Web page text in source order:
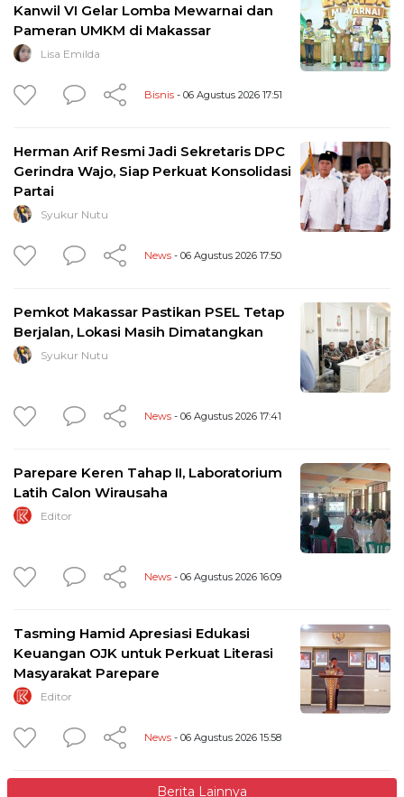
Kanwil VI Gelar Lomba Mewarnai dan
Pameran UMKM di Makassar
Lisa Emilda
Bisnis - 06 Agustus 2026 17:51
Herman Arif Resmi Jadi Sekretaris DPC
Gerindra Wajo, Siap Perkuat Konsolidasi
Partai
Syukur Nutu
News - 06 Agustus 2026 17:50
Pemkot Makassar Pastikan PSEL Tetap
Berjalan, Lokasi Masih Dimatangkan
Syukur Nutu
News - 06 Agustus 2026 17:41
Parepare Keren Tahap II, Laboratorium
Latih Calon Wirausaha
Editor
News - 06 Agustus 2026 16:09
Tasming Hamid Apresiasi Edukasi
Keuangan OJK untuk Perkuat Literasi
Masyarakat Parepare
Editor
News - 06 Agustus 2026 15:58
Berita Lainnya